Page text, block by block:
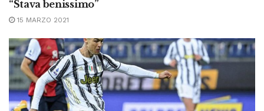
“Stava benissimo”
15 MARZO 2021